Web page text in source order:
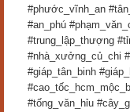
#phước_vĩnh_an
#an_phú
#trung_lập_thượng
#nhà_xưởng_củ_chi
#giáp_tân_binh
#tống_văn_hỉu